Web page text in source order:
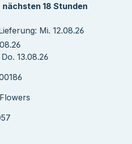
nächsten 18 Stunden
Mi. 12.08.26
13.08.26